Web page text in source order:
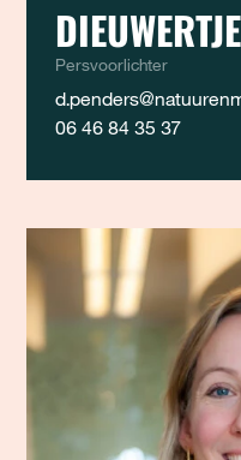
Persvoorlichter
06 46 84 35 37